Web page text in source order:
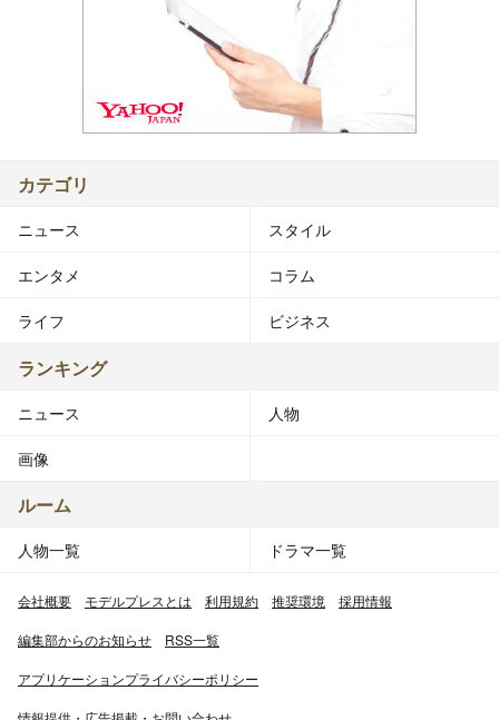
カテゴリ
ニュース スタイル
エンタメ コラム
ライフ ビジネス
ランキング
ニュース 人物
画像
ルーム
人物一覧 ドラマ一覧
会社概要 モデルプレスとは 利用規約 推奨環境 採用情報
編集部からのお知らせ RSS一覧
アプリケーションプライバシーポリシー